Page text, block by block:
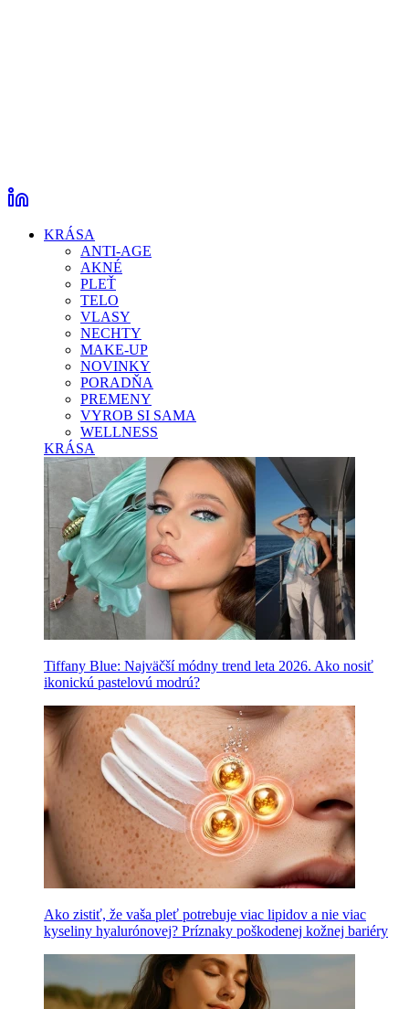
KRÁSA
ANTI-AGE
AKNÉ
PLEŤ
TELO
VLASY
NECHTY
MAKE-UP
NOVINKY
PORADŇA
PREMENY
VYROB SI SAMA
WELLNESS
KRÁSA
Tiffany Blue: Najväčší módny trend leta 2026. Ako nosiť
ikonickú pastelovú modrú?
Ako zistiť, že vaša pleť potrebuje viac lipidov a nie viac
kyseliny hyalurónovej? Príznaky poškodenej kožnej bariéry